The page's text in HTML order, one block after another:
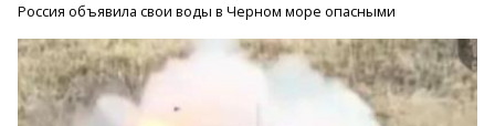
Россия объявила свои воды в Черном море опасными